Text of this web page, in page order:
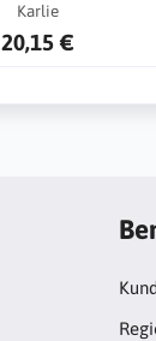
Karlie
20,15 €